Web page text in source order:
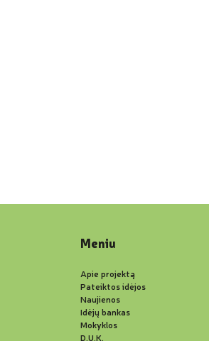
Meniu
Apie projektą
Pateiktos idėjos
Naujienos
Idėjų bankas
Mokyklos
D.U.K.